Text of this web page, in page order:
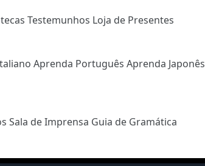
Testemunhos Loja de Presentes
Aprenda Português Aprenda Japonês
Sala de Imprensa Guia de Gramática